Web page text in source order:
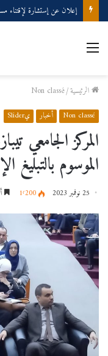
إعلان عن إستشارة لإقتناء
القائمة
الرئيسية/
Non classé
Non classé أخبار يSlider
المركز الجامعي
الموسوم بالتبليغ
25 نوفمبر 2023 1٬200